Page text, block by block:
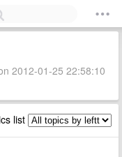
2012-01-25 22:58:10
list